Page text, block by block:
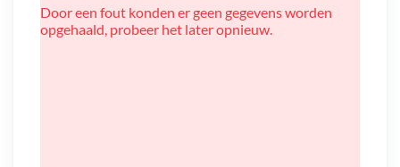
Door een fout konden er geen gegevens worden
opgehaald, probeer het later opnieuw.